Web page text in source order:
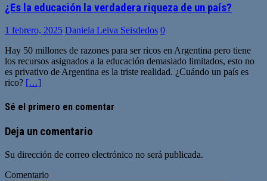
¿Es la educación la verdadera riqueza de un país?
1 febrero, 2025 Daniela Leiva Seisdedos 0
Hay 50 millones de razones para ser ricos en Argentina pero tiene
los recursos asignados a la educación demasiado limitados, esto no
es privativo de Argentina es la triste realidad. ¿Cuándo un país es
rico? […]
Sé el primero en comentar
Deja un comentario
Su dirección de correo electrónico no será publicada.
Comentario